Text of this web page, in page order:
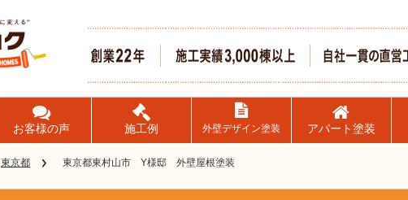
お客様の声 施工例 外壁デザイン塗装 アパート塗装
東京都 東京都東村山市 Y様邸 外壁屋根塗装